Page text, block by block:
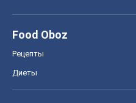
Food Oboz
Рецепты
Диеты